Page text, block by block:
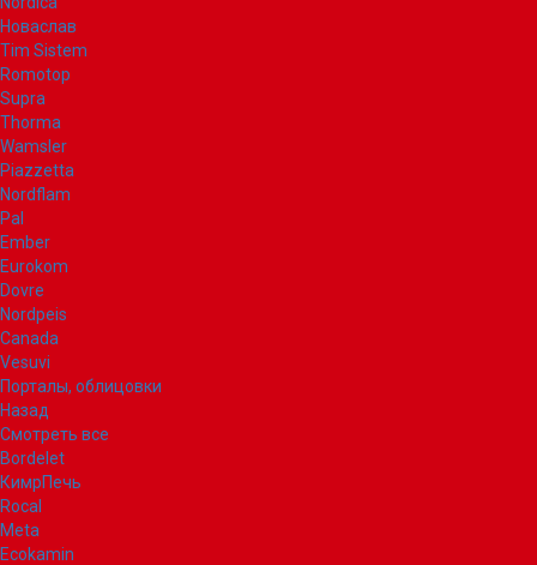
Новаслав
Tim Sistem
Romotop
Supra
Thorma
Wamsler
Piazzetta
Nordflam
Pal
Ember
Eurokom
Dovre
Nordpeis
Canada
Vesuvi
Порталы, облицовки
Назад
Смотреть все
Bordelet
КимрПечь
Rocal
Meta
Ecokamin